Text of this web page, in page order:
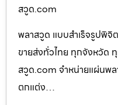
สวูด.com
พลาสวูด แบบสำเร็จรูปพิ
ขายส่งทั่วไทย ทุกจังหวัด
สวูด.com จำหน่ายแผ่นพ
ตกแต่ง…